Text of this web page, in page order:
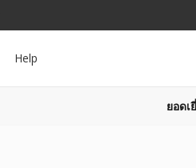
Help
ยอดเ